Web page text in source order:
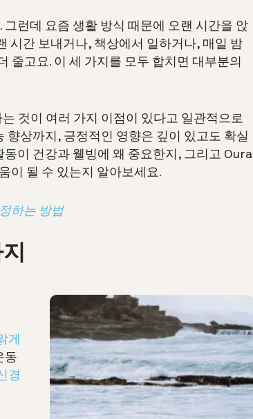
런데 요즘 생활 방식 때문에 오랜 시간을 앉
시간 보내거나, 책상에서 일하거나, 매일 밤
줄고요. 이 세 가지를 모두 합치면 대부분의
것이 여러 가지 이점이 있다고 일관적으로
향상까지, 긍정적인 영향은 깊이 있고도 확실
이 건강과 웰빙에 왜 중요한지, 그리고 Oura
이 될 수 있는지 알아보세요.
하는 방법
게
동
경